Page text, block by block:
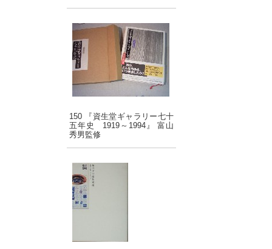
150 『資生堂ギャラリー七十
五年史 1919～1994』 富山
秀男監修